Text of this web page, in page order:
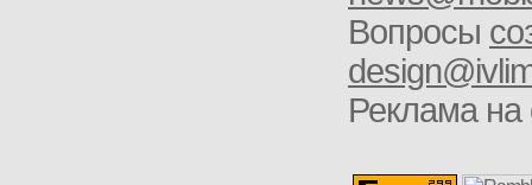
Вопросы
Реклама на